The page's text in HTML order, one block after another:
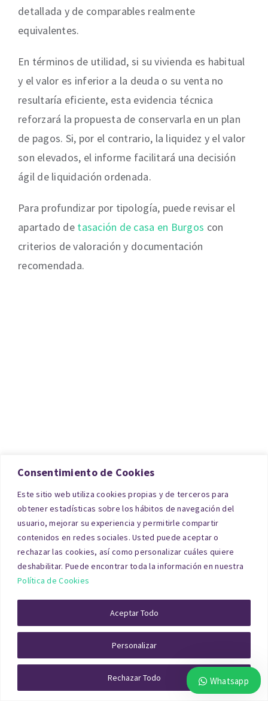
Consentimiento de Cookies
Este sitio web utiliza cookies propias y de terceros para
obtener estadísticas sobre los hábitos de navegación del
usuario, mejorar su experiencia y permitirle compartir
contenidos en redes sociales. Usted puede aceptar o
rechazar las cookies, así como personalizar cuáles quiere
deshabilitar. Puede encontrar toda la información en nuestra
Política de Cookies
Personalizar
Rechazar Todo
Aceptar Todo
detallada y de comparables realmente
equivalentes.
En términos de utilidad, si su vivienda es habitual
y el valor es inferior a la deuda o su venta no
resultaría eficiente, esta evidencia técnica
reforzará la propuesta de conservarla en un plan
de pagos. Si, por el contrario, la liquidez y el valor
son elevados, el informe facilitará una decisión
ágil de liquidación ordenada.
Para profundizar por tipología, puede revisar el
apartado de tasación de casa en Burgos con
criterios de valoración y documentación
recomendada.
Para viviendas unifamiliares o residencias
habituales, disponemos de tasadores
especializados que elaboran latasación de casa
en Burgosconforme a la normativa ECO 805/2003
y con plena validez en procesos de Segunda
Oportunidad.
Tasación de Local Comercial
Burgos
En locales, el método de capitalización de rentas
es determinante: importe de alquiler,
Whatsapp